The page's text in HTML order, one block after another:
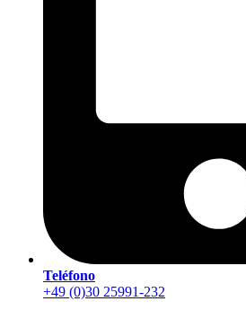
Teléfono
+49 (0)30 25991-232